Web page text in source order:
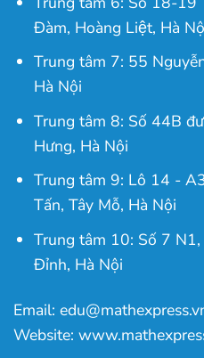
Đàm, Hoàng Liệt, Hà
Trung tâm 7: 55
Hà Nội
Trung tâm 8: Số 44B
Hưng, Hà Nội
Trung tâm 9: Lô 14 -
Tấn, Tây Mỗ, Hà Nội
Trung tâm 10: Số 7
Đỉnh, Hà Nội
Email:
Website: